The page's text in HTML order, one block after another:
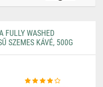
FULLY WASHED
SZEMES KÁVÉ, 500G